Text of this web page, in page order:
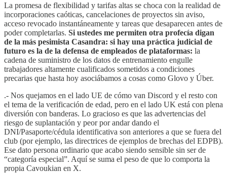
La promesa de flexibilidad y tarifas altas se choca con la realidad de
incorporaciones caóticas, cancelaciones de proyectos sin aviso,
acceso revocado instantáneamente y tareas que desaparecen antes de
poder completarlas. Si ustedes me permiten otra profecía digan
de la más pesimista Casandra: si hay una práctica judicial de
futuro es la de la defensa de empleados de plataformas: la
cadena de suministro de los datos de entrenamiento engulle
trabajadores altamente cualificados sometidos a condiciones
precarias que hasta hoy asociábamos a cosas como Glovo y Úber.
.- Nos quejamos en el lado UE de cómo van Discord y el resto con
el tema de la verificación de edad, pero en el lado UK está con plena
diversión con banderas. Lo gracioso es que las advertencias del
riesgo de suplantación y peor por andar dando el
DNI/Pasaporte/cédula identificativa son anteriores a que se fuera del
club (por ejemplo, las directrices de ejemplos de brechas del EDPB).
Ese dato persona ordinario que acabo siendo sensible sin ser de
“categoría especial”. Aquí se suma el peso de que lo comporta la
propia Cavoukian en X.